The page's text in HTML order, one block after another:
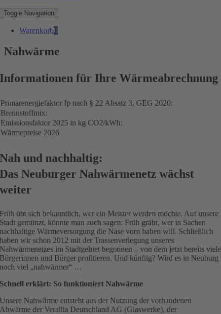
Toggle Navigation
Warenkorb0
Nahwärme
Informationen für Ihre Wärmeabrechnung
Primärenergiefaktor fp nach § 22 Absatz 3, GEG 2020:
Brennstoffmix:
Emissionsfaktor 2025 in kg CO2/kWh:
Wärmepreise 2026
Nah und nachhaltig:
Das Neuburger Nahwärmenetz wächst
weiter
Früh übt sich bekanntlich, wer ein Meister werden möchte. Auf unsere
Stadt gemünzt, könnte man auch sagen: Früh gräbt, wer in Sachen
nachhaltige Wärmeversorgung die Nase vorn haben will. Schließlich
haben wir schon 2012 mit der Trassenverlegung unseres
Nahwärmenetzes im Stadtgebiet begonnen – von dem jetzt bereits viele
Bürgerinnen und Bürger profitieren. Und künftig? Wird es in Neuburg
noch viel „nahwärmer“ …
Schnell erklärt: So funktioniert Nahwärme
Unsere Nahwärme entsteht aus der Nutzung der vorhandenen
Abwärme der Verallia Deutschland AG (Glaswerke), der